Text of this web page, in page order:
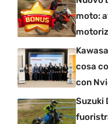
moto:
cosa
con
Suzuki